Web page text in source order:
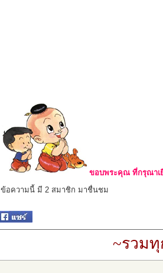
ขอบพระคุณ ที่กรุณาเ
ข้อความนี้ มี 2 สมาชิก มาชื่นชม
~รวมทุ